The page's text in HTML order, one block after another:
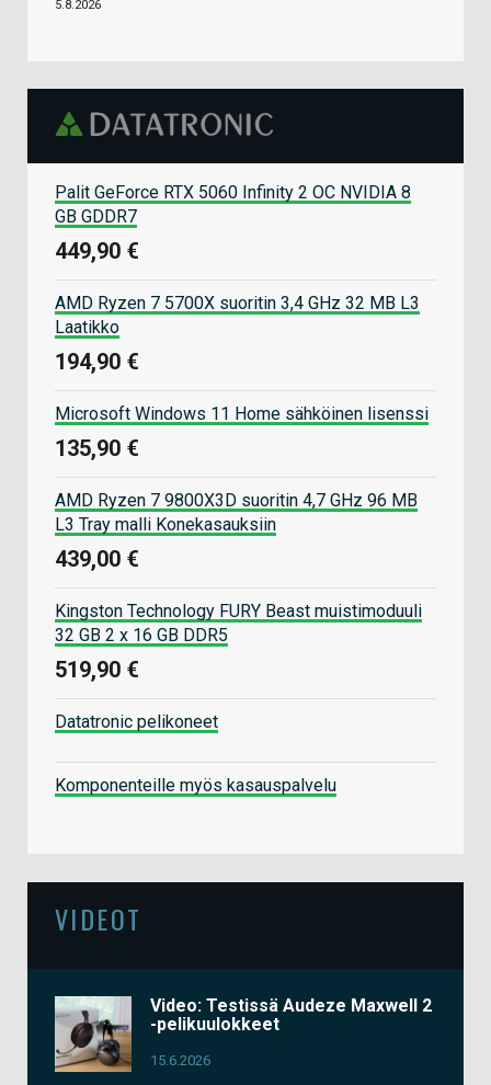
5.8.2026
Palit GeForce RTX 5060 Infinity 2 OC NVIDIA 8
GB GDDR7
449,90 €
AMD Ryzen 7 5700X suoritin 3,4 GHz 32 MB L3
Laatikko
194,90 €
Microsoft Windows 11 Home sähköinen lisenssi
135,90 €
AMD Ryzen 7 9800X3D suoritin 4,7 GHz 96 MB
L3 Tray malli Konekasauksiin
439,00 €
Kingston Technology FURY Beast muistimoduuli
32 GB 2 x 16 GB DDR5
519,90 €
Datatronic pelikoneet
Komponenteille myös kasauspalvelu
VIDEOT
Video: Testissä Audeze Maxwell 2
-pelikuulokkeet
15.6.2026